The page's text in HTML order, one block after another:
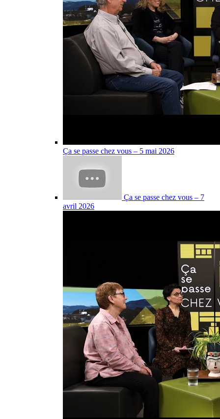
Ça se passe chez vous – 5 mai 2026
Ça se passe chez vous – 7
avril 2026